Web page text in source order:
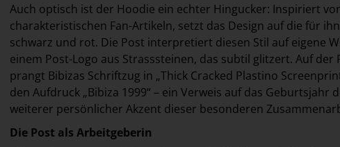
Auch optisch ist der Hoodie ein echter Hingucker: Inspiriert
charakteristischen Fan-Artikeln, setzt das Design auf die für
schwarz und rot. Die Post interpretiert diesen Stil auf eigene
einem Post-Logo aus Strasssteinen, das subtil glitzert. Auf der
prangt Bibizas Schriftzug in „Thick Cracked Plastino
den Aufdruck „Bibiza 1999“ – ein Verweis auf das Geburtsjahr
weiterer persönlicher Akzent dieser besonderen
Die Post als Arbeitgeberin